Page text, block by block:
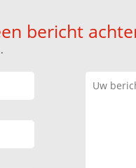
bericht